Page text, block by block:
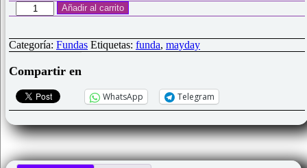
Fundas
Mayday
7135
Tamaño
50x75mm
Transparente
(Pack
de
cantidad
Añadir al carrito
Categoría: Fundas Etiquetas: funda, mayday
Compartir en
WhatsApp Telegram